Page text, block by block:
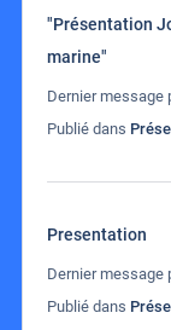
"Présentation
marine"
Dernier message
Publié dans
Presentation
Dernier message
Publié dans